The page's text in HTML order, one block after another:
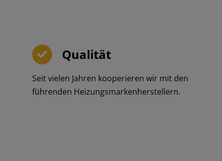
Qualität
Seit vielen Jahren kooperieren wir mit den
führenden Heizungsmarkenherstellern.